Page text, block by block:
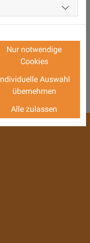
zur Kenntnis
meiner
Nur notwendige
Cookies
Auswahl
übernehmen
Alle zulassen